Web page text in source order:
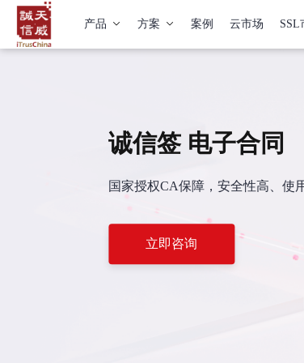
产品 方案 案例 云市场 SSL
诚信签 电子合同
国家授权CA保障，安全性高、使
立即咨询